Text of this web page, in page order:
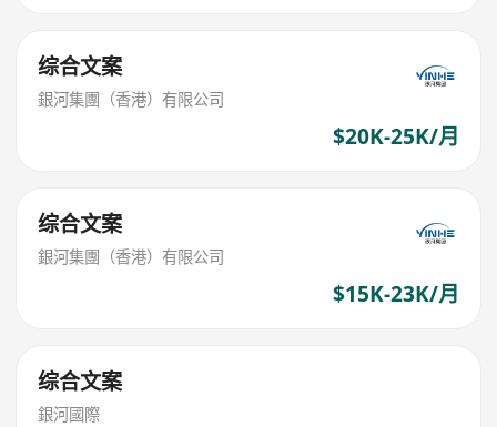
综合文案
銀河集團（香港）有限公司
$20K-25K/月
综合文案
銀河集團（香港）有限公司
$15K-23K/月
综合文案
銀河國際